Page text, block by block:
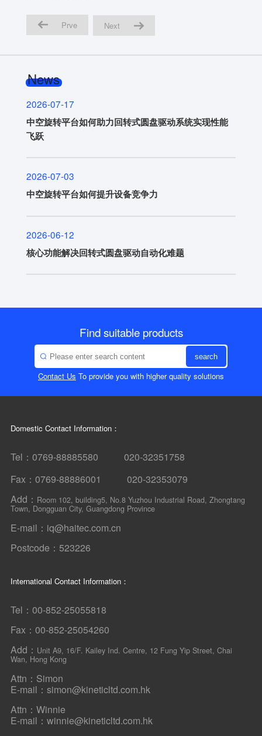
Prve Next
News
2026-07-17
中空旋转平台如何助力回转式圆盘驱动系统实现性能
飞跃
2026-07-03
中空旋转平台如何提升设备竞争力
2026-06-12
核心功能解决回转式圆盘驱动自动化难题
Find suitable products
search
Contact Us To provide you with higher quality solutions
Domestic Contact Information：
Tel：0769-88885580 020-32351758
Fax：0769-88886001 020-32353079
Add： Room 102, building5, No.8 Yuzhou Industrial Road, Zhongtang
Town, Dongguan City, Guangdong Province
E-mail：iq@haitec.com.cn
Postcode：523226
International Contact Information：
Tel：00-852-25055818
Fax：00-852-25054260
Add： Unit A9, 16/F. Kailey Ind. Centre, 12 Fung Yip Street, Chai
Wan, Hong Kong
Attn：Simon
E-mail：simon@kineticltd.com.hk
Attn：Winnie
E-mail：winnie@kineticltd.com.hk